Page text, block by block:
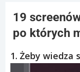
19
po których
1. Żeby wiedza